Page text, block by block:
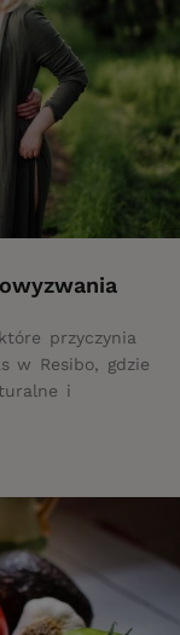
przyczynia
w Resibo, gdzie
i